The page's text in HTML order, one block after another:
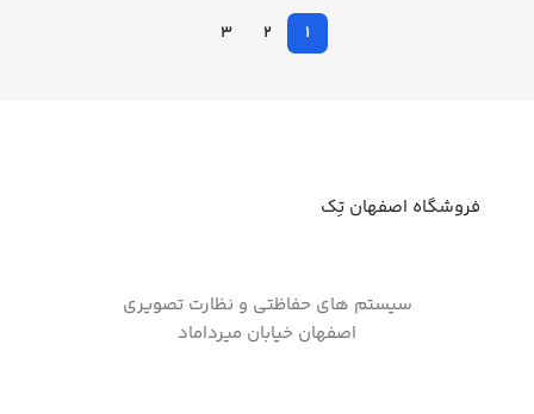
1
2
3
فروشگاه اصفهان تِک
سیستم های حفاظتی و نظارت تصویری
اصفهان خیابان میرداماد